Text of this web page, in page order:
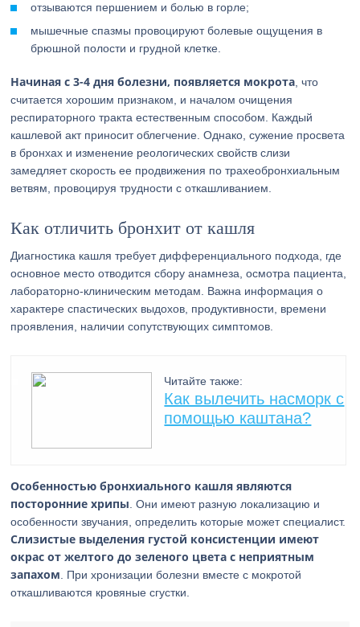
отзываются першением и болью в горле;
мышечные спазмы провоцируют болевые ощущения в
брюшной полости и грудной клетке.
Начиная с 3-4 дня болезни, появляется мокрота , что
считается хорошим признаком, и началом очищения
респираторного тракта естественным способом. Каждый
кашлевой акт приносит облегчение. Однако, сужение просвета
в бронхах и изменение реологических свойств слизи
замедляет скорость ее продвижения по трахеобронхиальным
ветвям, провоцируя трудности с откашливанием.
Как отличить бронхит от кашля
Диагностика кашля требует дифференциального подхода, где
основное место отводится сбору анамнеза, осмотра пациента,
лабораторно-клиническим методам. Важна информация о
характере спастических выдохов, продуктивности, времени
проявления, наличии сопутствующих симптомов.
Читайте также:
Как вылечить насморк с
помощью каштана?
Особенностью бронхиального кашля являются
посторонние хрипы . Они имеют разную локализацию и
особенности звучания, определить которые может специалист.
Слизистые выделения густой консистенции имеют
окрас от желтого до зеленого цвета с неприятным
запахом . При хронизации болезни вместе с мокротой
откашливаются кровяные сгустки.